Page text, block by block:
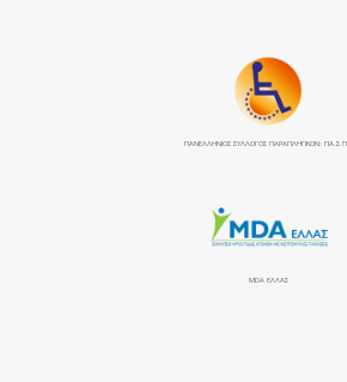
ΠΑΝΕΛΛΉΝΙΟΣ ΣΎΛΛΟΓΟΣ ΠΑΡΑΠΛΗΓΙΚΏΝ:
MDA ΕΛΛΑΣ